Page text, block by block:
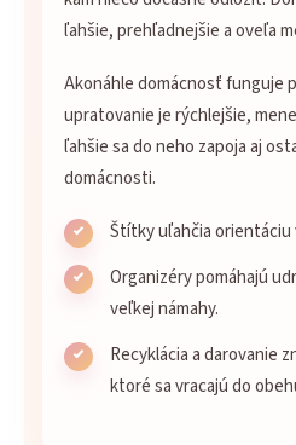
ľahšie, prehľadnejšie a oveľa
Akonáhle domácnosť funguje
upratovanie je rýchlejšie,
ľahšie sa do neho zapoja aj
domácnosti.
Štítky uľahčia orientáciu
Organizéry pomáhajú
veľkej námahy.
Recyklácia a darovanie
ktoré sa vracajú do